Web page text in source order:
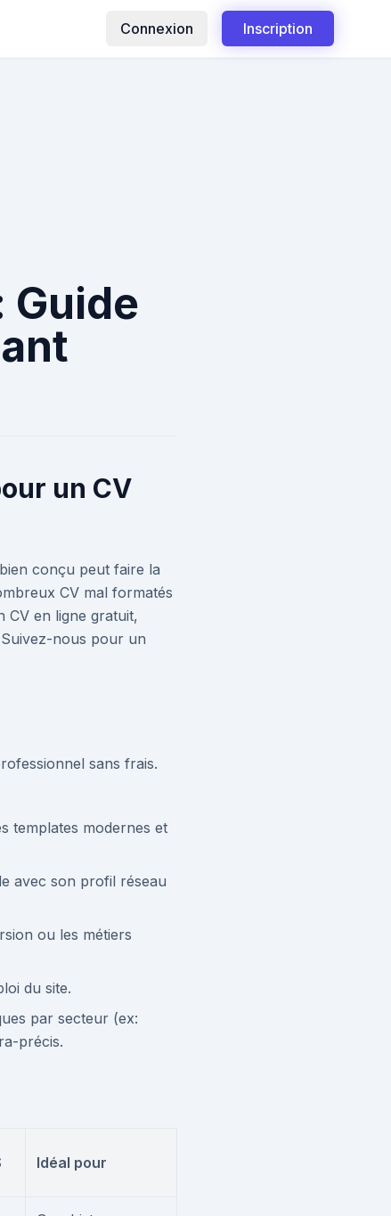
Connexion Inscription
Guide
un CV
conçu peut faire la
CV mal formatés
CV en ligne gratuit,
nous pour un
sans frais.
templates modernes et
avec son profil réseau
ou les métiers
du site.
par secteur (ex:
précis.
Idéal pour